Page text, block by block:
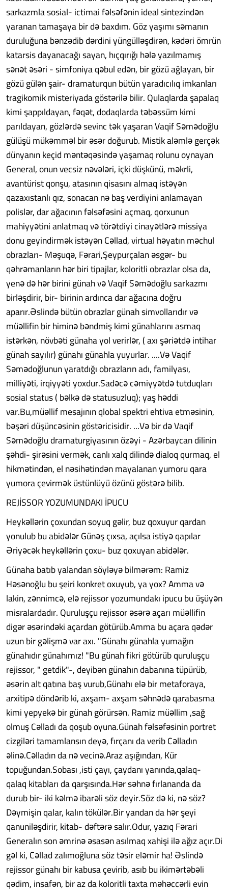
sarkazmla sosial- ictimai fəlsəfənin ideal sintezindən
yaranan tamaşaya bir də baxdım. Göz yaşımı səmanın
duruluğuna bənzədib dərdini yüngülləşdirən, kədəri ömrün
katarsis dayanacağı sayan, hıçqırığı hələ yazılmamış
sənət əsəri - simfoniya qəbul edən, bir gözü ağlayan, bir
gözü gülən şair- dramaturqun bütün yaradıcılıq imkanları
tragikomik misteriyada göstərilə bilir. Qulaqlarda şapalaq
kimi şappıldayan, fəqət, dodaqlarda təbəssüm kimi
parıldayan, gözlərdə sevinc tək yaşaran Vaqif Səmədoğlu
gülüşü mükəmməl bir əsər doğurub. Mistik aləmlə gerçək
dünyanın keçid məntəqəsində yaşamaq rolunu oynayan
General, onun vecsiz nəvələri, içki düşkünü, məkrli,
avantürist qonşu, atasının qisasını almaq istəyən
qazaxıstanlı qız, sonacan nə baş verdiyini anlamayan
polislər, dar ağacının fəlsəfəsini açmaq, qorxunun
mahiyyətini anlatmaq və törətdiyi cinayətlərə missiya
donu geyindirmək istəyən Cəllad, virtual həyatın məchul
obrazları- Məşuqə, Fərari,Şeypurçalan əsgər- bu
qəhrəmanların hər biri tipajlar, koloritli obrazlar olsa da,
yenə də hər birini günah və Vaqif Səmədoğlu sarkazmı
birləşdirir, bir- birinin ardınca dar ağacına doğru
aparır.Əslində bütün obrazlar günah simvollarıdır və
müəllifin bir himinə bəndmiş kimi günahlarını asmaq
istərkən, növbəti günaha yol verirlər, ( axı şəriətdə intihar
günah sayılır) günahı günahla yuyurlar. ....Və Vaqif
Səmədoğlunun yaratdığı obrazların adı, familyası,
milliyəti, irqiyyəti yoxdur.Sadəcə cəmiyyətdə tutduqları
sosial status ( bəlkə də statusuzluq); yaş həddi
var.Bu,müəllif mesajının qlobal spektri ehtiva etməsinin,
bəşəri düşüncəsinin göstəricisidir. ...Və bir də Vaqif
Səmədoğlu dramaturgiyasının özəyi - Azərbaycan dilinin
şəhdi- şirəsini vermək, canlı xalq dilində dialoq qurmaq, el
hikmətindən, el nəsihətindən mayalanan yumoru qara
yumora çevirmək üstünlüyü özünü göstərə bilib.
REJİSSOR YOZUMUNDAKI İPUCU
Heykəllərin çoxundan soyuq gəlir, buz qoxuyur qardan
yonulub bu abidələr Günəş çıxsa, açılsa istiyə qapılar
Əriyəcək heykəllərin çoxu- buz qoxuyan abidələr.
Günaha batıb yalandan söyləyə bilmərəm: Ramiz
Həsənoğlu bu şeiri konkret oxuyub, ya yox? Amma və
lakin, zənnimcə, elə rejissor yozumundakı ipucu bu üşüyən
misralardadır. Quruluşçu rejissor əsərə açarı müəllifin
digər əsərindəki açardan götürüb.Amma bu açara qədər
uzun bir gəlişmə var axı. "Günahı günahla yumağın
günahıdır günahımız! "Bu günah fikri götürüb quruluşçu
rejissor, " getdik"-, deyibən günahın dabanına tüpürüb,
əsərin alt qatına baş vurub,Günahı elə bir metaforaya,
arxitipə döndərib ki, axşam- axşam səhnədə qarabasma
kimi yepyekə bir günah görürsən. Ramiz müəllim ,sağ
olmuş Cəlladı da qoşub oyuna.Günah fəlsəfəsinin portret
cizgiləri tamamlansın deyə, fırçanı da verib Cəlladın
əlinə.Cəlladın da nə vecinə.Araz aşığından, Kür
topuğundan.Sobası ,isti çayı, çaydanı yanında,qalaq-
qalaq kitabları da qarşısında.Hər səhnə fırlananda da
durub bir- iki kəlmə ibarəli söz deyir.Söz də ki, nə söz?
Dəymişin qalar, kalın tökülər.Bir yandan da hər şeyi
qanuniləşdirir, kitab- dəftərə salır.Odur, yazıq Fərari
Generalın son əmrinə əsasən asılmaq xahişi ilə ağız açır.Di
gəl ki, Cəllad zalımoğluna söz təsir eləmir ha! Əslində
rejissor günahı bir kabusa çevirib, asıb bu ikimərtəbəli
qədim, insafən, bir az da koloritli taxta məhəccərli evin